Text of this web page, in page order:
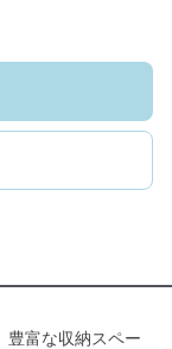
豊富な収納スペー